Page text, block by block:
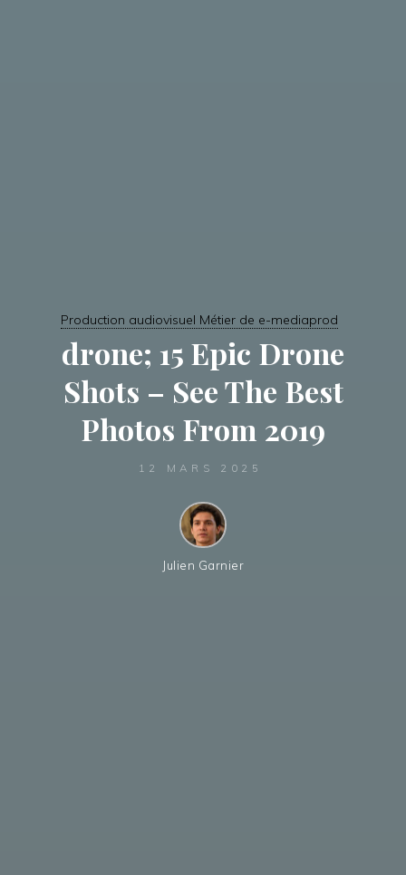
Production audiovisuel Métier de e-mediaprod
drone; 15 Epic Drone
Shots – See The Best
Photos From 2019
12 MARS 2025
Julien Garnier